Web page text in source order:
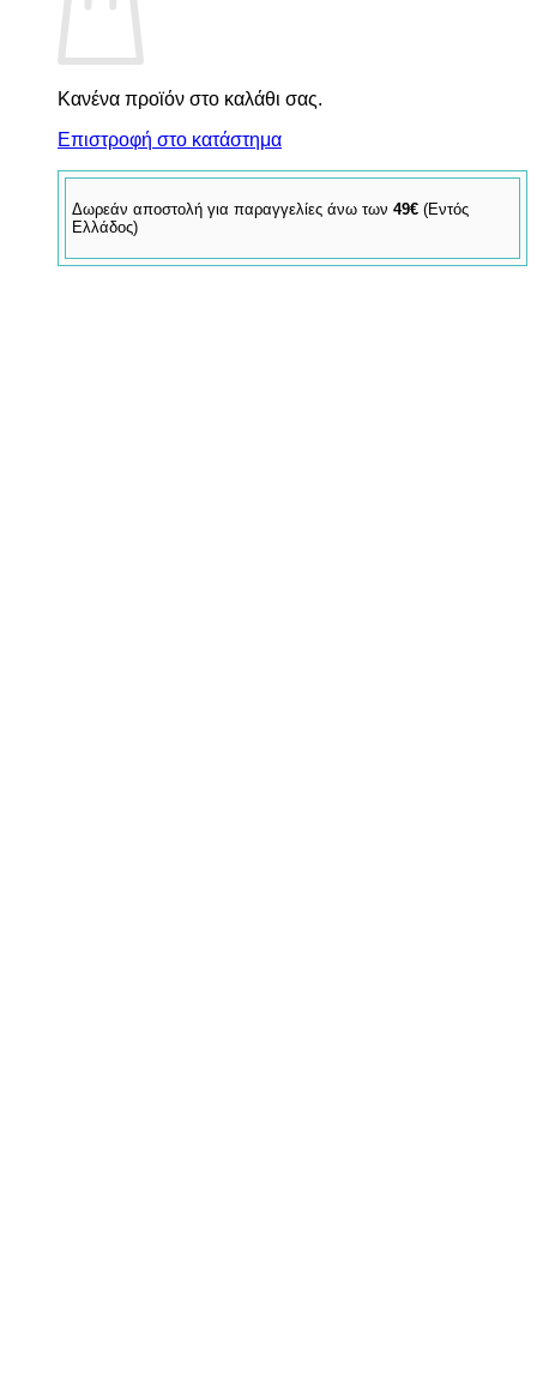
Κανένα προϊόν στο καλάθι σας.
Επιστροφή στο κατάστημα
Δωρεάν αποστολή για παραγγελίες άνω των 49€ (Εντός
Ελλάδος)